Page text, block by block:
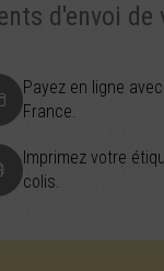
d'envoi
Payez en ligne
France.
Imprimez votre
colis.